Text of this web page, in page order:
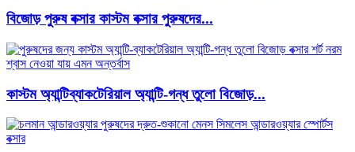
বিজোড় পুরুষ বক্সার কাস্টম বক্সার পুরুষদের...
কাস্টম অ্যান্টিব্যাকটেরিয়াল অ্যান্টি-গন্ধ তুলো বিজোড়...